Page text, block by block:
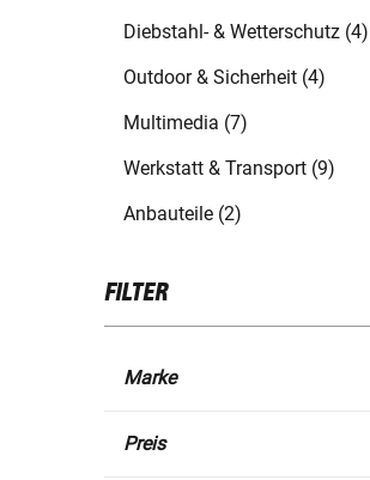
Diebstahl- & Wetterschutz (4)
Outdoor & Sicherheit (4)
Multimedia (7)
Werkstatt & Transport (9)
Anbauteile (2)
FILTER
Marke
Preis